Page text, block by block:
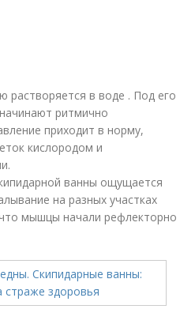
растворяется в воде . Под его
ритмично
приходит в норму,
кислородом и
ванны ощущается
на разных участках
мышцы начали рефлекторно